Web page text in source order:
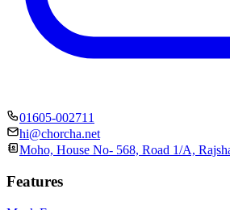
01605-002711
hi@chorcha.net
Moho, House No- 568, Road 1/A,
Features